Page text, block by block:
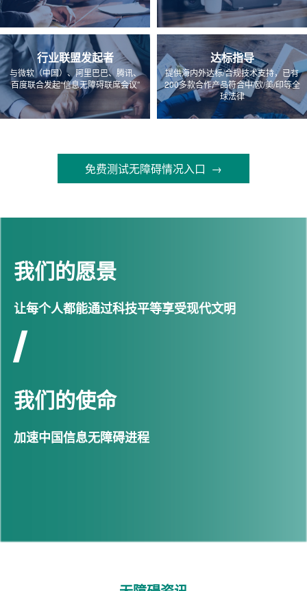
行业联盟发起者
与微软（中国）、阿里巴巴、腾讯、
百度联合发起“信息无障碍联席会议”
达标指导
提供海内外达标/合规技术支持，已有
200多款合作产品符合中/欧/美/印等全
球法律
免费测试无障碍情况入口 →
我们的愿景
让每个人都能通过科技平等享受现代文明
/
我们的使命
加速中国信息无障碍进程